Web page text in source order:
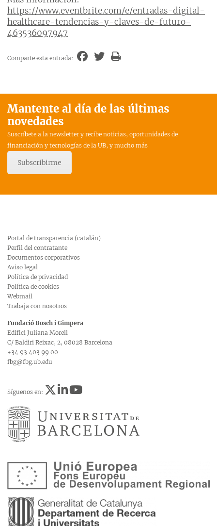
https://www.eventbrite.com/e/entradas-digital-
healthcare-tendencias-y-claves-de-futuro-
463536097947
Comparte esta entrada:
Mantente al día de las últimas
novedades
Suscríbete a la newsletter y recibe noticias, oportunidades de
financiación y tecnologías de la UB, y mucho más
Subscribirme
Portal de transparencia (catalán)
Perfil del contratante
Documentos corporativos
Aviso legal
Política de privacidad
Política de cookies
Webmail
Trabaja con nosotros
Fundació Bosch i Gimpera
Edifici Juliana Morell
C/ Baldiri Reixac, 2, 08028 Barcelona
+34 93 403 99 00
fbg@fbg.ub.edu
Síguenos en: